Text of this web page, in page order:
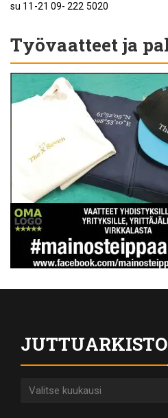
su 11-21 09- 222 5020
Työvaatteet ja
JUTTUARKISTO
Juttuarkisto